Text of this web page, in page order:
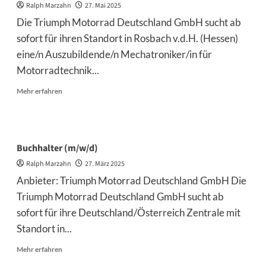
Ralph Marzahn 27. Mai 2025
Die Triumph Motorrad Deutschland GmbH sucht ab
sofort für ihren Standort in Rosbach v.d.H. (Hessen)
eine/n Auszubildende/n Mechatroniker/in für
Motorradtechnik...
Mehr erfahrenMehr
für
(m/w/d)
Buchhalter (m/w/d)
Ralph Marzahn 27. März 2025
Anbieter: Triumph Motorrad Deutschland GmbH Die
Triumph Motorrad Deutschland GmbH sucht ab
sofort für ihre Deutschland/Österreich Zentrale mit
Standort in...
Mehr erfahrenMehr